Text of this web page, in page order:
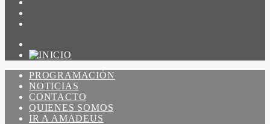
PROGRAMACIÓN
NOTICIAS
CONTACTO
QUIENES SOMOS
IR A AMADEUS